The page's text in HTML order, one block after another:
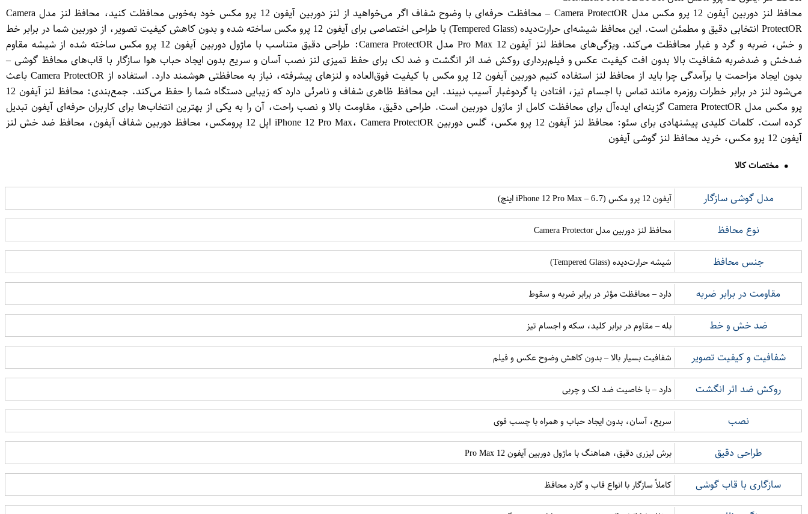
محافظ لنز دوربین آیفون 12 پرو مکس مدل Camera ProtectO​R – محافظت حرفه‌ای با وضوح شفاف اگر می‌خواهید از لنز دوربین آیفون 12 پرو مکس خود به‌خوبی محافظت کنید، محافظ لنز مدل Camera
ProtectO​R انتخابی دقیق و مطمئن است. این محافظ شیشه‌ای حرارت‌دیده (Tempered Glass) با طراحی اختصاصی برای آیفون 12 پرو مکس ساخته شده و بدون کاهش کیفیت تصویر، از دوربین شما در برابر خط
و خش، ضربه و گرد و غبار محافظت می‌کند. ویژگی‌های محافظ لنز آیفون 12 Pro Max مدل Camera ProtectO​R: طراحی دقیق متناسب با ماژول دوربین آیفون 12 پرو مکس ساخته شده از شیشه مقاوم
ضدخش و ضدضربه شفافیت بالا بدون افت کیفیت عکس و فیلم‌برداری روکش ضد اثر انگشت و ضد لک برای حفظ تمیزی لنز نصب آسان و سریع بدون ایجاد حباب هوا سازگار با قاب‌های محافظ گوشی –
بدون ایجاد مزاحمت یا برآمدگی چرا باید از محافظ لنز استفاده کنیم دوربین آیفون 12 پرو مکس با کیفیت فوق‌العاده و لنزهای پیشرفته، نیاز به محافظتی هوشمند دارد. استفاده از Camera ProtectO​R باعث
می‌شود لنز در برابر خطرات روزمره مانند تماس با اجسام تیز، افتادن یا گردوغبار آسیب نبیند. این محافظ ظاهری شفاف و نامرئی دارد که زیبایی دستگاه شما را حفظ می‌کند. جمع‌بندی: محافظ لنز آیفون 12
پرو مکس مدل Camera ProtectO​R گزینه‌ای ایده‌آل برای محافظت کامل از ماژول دوربین است. طراحی دقیق، مقاومت بالا و نصب راحت، آن را به یکی از بهترین انتخاب‌ها برای کاربران حرفه‌ای آیفون تبدیل
کرده است. کلمات کلیدی پیشنهادی برای سئو: محافظ لنز آیفون 12 پرو مکس، گلس دوربین iPhone 12 Pro Max، Camera ProtectO​R اپل 12 پرومکس، محافظ دوربین شفاف آیفون، محافظ ضد خش لنز
آیفون 12 پرو مکس، خرید محافظ لنز گوشی آیفون
مختصات کالا
مدل گوشی سازگار آیفون 12 پرو مکس (iPhone 12 Pro Max – 6.7 اینچ)
نوع محافظ محافظ لنز دوربین مدل Camera Protector
جنس محافظ شیشه حرارت‌دیده (Tempered Glass)
مقاومت در برابر ضربه دارد – محافظت مؤثر در برابر ضربه و سقوط
ضد خش و خط بله – مقاوم در برابر کلید، سکه و اجسام تیز
شفافیت و کیفیت تصویر شفافیت بسیار بالا – بدون کاهش وضوح عکس و فیلم
روکش ضد اثر انگشت دارد – با خاصیت ضد لک و چربی
نصب سریع، آسان، بدون ایجاد حباب و همراه با چسب قوی
طراحی دقیق برش لیزری دقیق، هماهنگ با ماژول دوربین آیفون 12 Pro Max
سازگاری با قاب گوشی کاملاً سازگار با انواع قاب و گارد محافظ